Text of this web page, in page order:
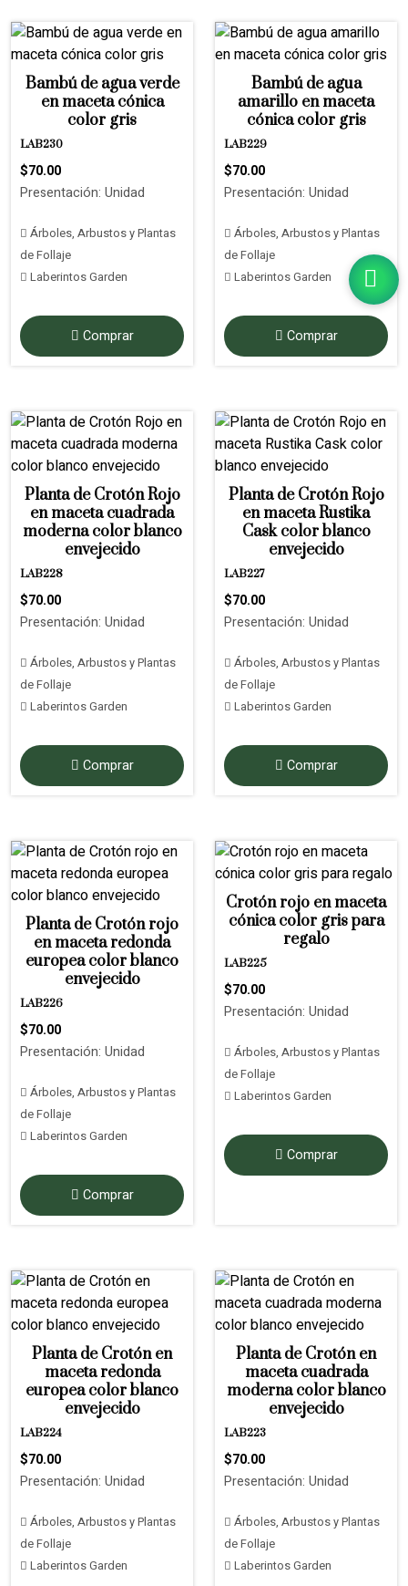
Bambú de agua verde
en maceta cónica
color gris
LAB230
$70.00
Presentación: Unidad
Árboles, Arbustos y Plantas
de Follaje
Laberintos Garden
Comprar
Bambú de agua
amarillo en maceta
cónica color gris
LAB229
$70.00
Presentación: Unidad
Árboles, Arbustos y Plantas
de Follaje
Laberintos Garden
Comprar
Planta de Crotón Rojo
en maceta cuadrada
moderna color blanco
envejecido
LAB228
$70.00
Presentación: Unidad
Árboles, Arbustos y Plantas
de Follaje
Laberintos Garden
Comprar
Planta de Crotón Rojo
en maceta Rustika
Cask color blanco
envejecido
LAB227
$70.00
Presentación: Unidad
Árboles, Arbustos y Plantas
de Follaje
Laberintos Garden
Comprar
Planta de Crotón rojo
en maceta redonda
europea color blanco
envejecido
LAB226
$70.00
Presentación: Unidad
Árboles, Arbustos y Plantas
de Follaje
Laberintos Garden
Comprar
Crotón rojo en maceta
cónica color gris para
regalo
LAB225
$70.00
Presentación: Unidad
Árboles, Arbustos y Plantas
de Follaje
Laberintos Garden
Comprar
Planta de Crotón en
maceta redonda
europea color blanco
envejecido
LAB224
$70.00
Presentación: Unidad
Árboles, Arbustos y Plantas
de Follaje
Laberintos Garden
Planta de Crotón en
maceta cuadrada
moderna color blanco
envejecido
LAB223
$70.00
Presentación: Unidad
Árboles, Arbustos y Plantas
de Follaje
Laberintos Garden